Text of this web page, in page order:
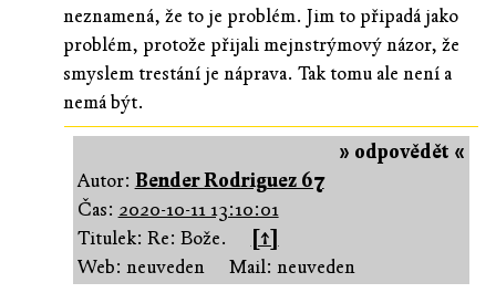
neznamená, že to je problém. Jim to připadá jako
problém, protože přijali mejnstrýmový názor, že
smyslem trestání je náprava. Tak tomu ale není a
nemá být.
» odpovědět «
Autor: Bender Rodriguez 67
Čas: 2020-10-11 13:10:01
Titulek: Re: Bože.
[↑]
Web: neuveden
Mail: neuveden